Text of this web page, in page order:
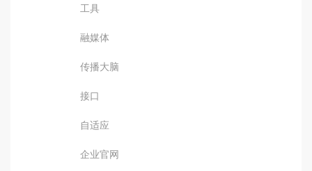
工具
融媒体
传播大脑
接口
自适应
企业官网